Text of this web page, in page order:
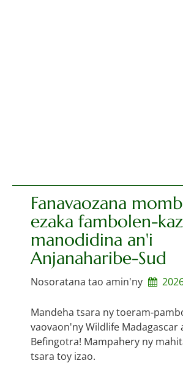
Fanavaozana
ezaka fambolen-
manodidina an'i
Anjanaharibe-Sud
Nosoratana tao amin'ny
Mandeha tsara ny toeram-
vaovaon'ny Wildlife Madagascar
Befingotra! Mampahery ny
tsara toy izao.